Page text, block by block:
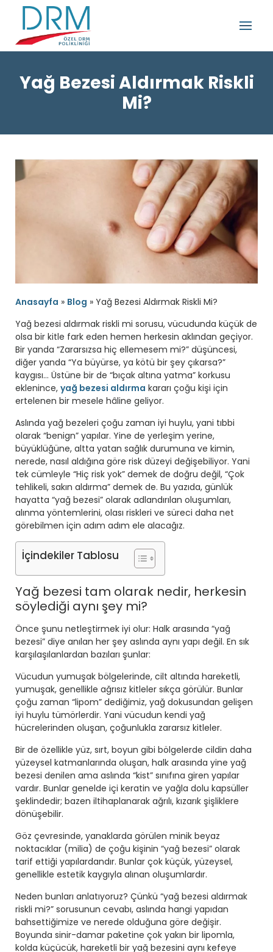
Yağ Bezesi Aldırmak Riskli
Mi?
Anasayfa » Blog » Yağ Bezesi Aldırmak Riskli Mi?
Yağ bezesi aldırmak riskli mi sorusu, vücudunda küçük de
olsa bir kitle fark eden hemen herkesin aklından geçiyor.
Bir yanda “Zararsızsa hiç ellemesem mi?” düşüncesi,
diğer yanda “Ya büyürse, ya kötü bir şey çıkarsa?”
kaygısı… Üstüne bir de “bıçak altına yatma” korkusu
eklenince, yağ bezesi aldırma kararı çoğu kişi için
ertelenen bir mesele hâline geliyor.
Aslında yağ bezeleri çoğu zaman iyi huylu, yani tıbbi
olarak “benign” yapılar. Yine de yerleşim yerine,
büyüklüğüne, altta yatan sağlık durumuna ve kimin,
nerede, nasıl aldığına göre risk düzeyi değişebiliyor. Yani
tek cümleyle “Hiç risk yok” demek de doğru değil, “Çok
tehlikeli, sakın aldırma” demek de. Bu yazıda, günlük
hayatta “yağ bezesi” olarak adlandırılan oluşumları,
alınma yöntemlerini, olası riskleri ve süreci daha net
görebilmen için adım adım ele alacağız.
İçindekiler Tablosu
Yağ bezesi tam olarak nedir, herkesin
söylediği aynı şey mi?
Önce şunu netleştirmek iyi olur: Halk arasında “yağ
bezesi” diye anılan her şey aslında aynı yapı değil. En sık
karşılaşılanlardan bazıları şunlar:
Vücudun yumuşak bölgelerinde, cilt altında hareketli,
yumuşak, genellikle ağrısız kitleler sıkça görülür. Bunlar
çoğu zaman “lipom” dediğimiz, yağ dokusundan gelişen
iyi huylu tümörlerdir. Yani vücudun kendi yağ
hücrelerinden oluşan, çoğunlukla zararsız kitleler.
Bir de özellikle yüz, sırt, boyun gibi bölgelerde cildin daha
yüzeysel katmanlarında oluşan, halk arasında yine yağ
bezesi denilen ama aslında “kist” sınıfına giren yapılar
vardır. Bunlar genelde içi keratin ve yağla dolu kapsüller
şeklindedir; bazen iltihaplanarak ağrılı, kızarık şişliklere
dönüşebilir.
Göz çevresinde, yanaklarda görülen minik beyaz
noktacıklar (milia) de çoğu kişinin “yağ bezesi” olarak
tarif ettiği yapılardandır. Bunlar çok küçük, yüzeysel,
genellikle estetik kaygıyla alınan oluşumlardır.
Neden bunları anlatıyoruz? Çünkü “yağ bezesi aldırmak
riskli mi?” sorusunun cevabı, aslında hangi yapıdan
bahsettiğimize ve nerede olduğuna göre değişir.
Boyunda sinir-damar paketine çok yakın bir lipomla,
kolda küçücük, hareketli bir yağ bezesini aynı kefeye